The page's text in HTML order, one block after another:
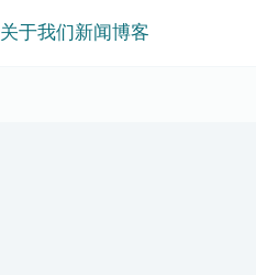
关于我们新闻博客